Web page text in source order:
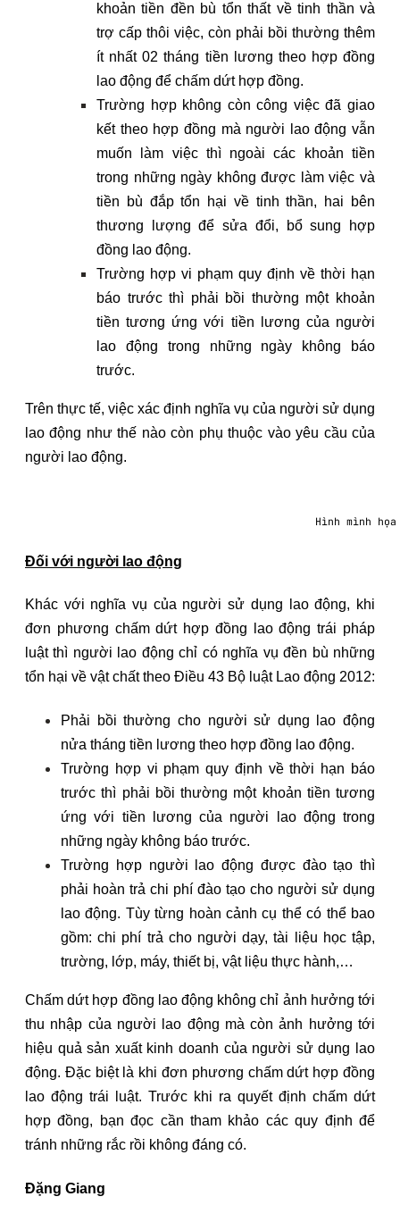
khoản tiền đền bù tổn thất về tinh thần và
trợ cấp thôi việc, còn phải bồi thường thêm
ít nhất 02 tháng tiền lương theo hợp đồng
lao động để chấm dứt hợp đồng.
Trường hợp không còn công việc đã giao
kết theo hợp đồng mà người lao động vẫn
muốn làm việc thì ngoài các khoản tiền
trong những ngày không được làm việc và
tiền bù đắp tổn hại về tinh thần, hai bên
thương lượng để sửa đổi, bổ sung hợp
đồng lao động.
Trường hợp vi phạm quy định về thời hạn
báo trước thì phải bồi thường một khoản
tiền tương ứng với tiền lương của người
lao động trong những ngày không báo
trước.
Trên thực tế, việc xác định nghĩa vụ của người sử dụng
lao động như thế nào còn phụ thuộc vào yêu cầu của
người lao động.
Hình mình họa
Đối với người lao động
Khác với nghĩa vụ của người sử dụng lao động, khi
đơn phương chấm dứt hợp đồng lao động trái pháp
luật thì người lao động chỉ có nghĩa vụ đền bù những
tổn hại về vật chất theo Điều 43 Bộ luật Lao động 2012:
Phải bồi thường cho người sử dụng lao động
nửa tháng tiền lương theo hợp đồng lao động.
Trường hợp vi phạm quy định về thời hạn báo
trước thì phải bồi thường một khoản tiền tương
ứng với tiền lương của người lao động trong
những ngày không báo trước.
Trường hợp người lao động được đào tạo thì
phải hoàn trả chi phí đào tạo cho người sử dụng
lao động. Tùy từng hoàn cảnh cụ thể có thể bao
gồm: chi phí trả cho người dạy, tài liệu học tập,
trường, lớp, máy, thiết bị, vật liệu thực hành,…
Chấm dứt hợp đồng lao động không chỉ ảnh hưởng tới
thu nhập của người lao động mà còn ảnh hưởng tới
hiệu quả sản xuất kinh doanh của người sử dụng lao
động. Đặc biệt là khi đơn phương chấm dứt hợp đồng
lao động trái luật. Trước khi ra quyết định chấm dứt
hợp đồng, bạn đọc cần tham khảo các quy định để
tránh những rắc rồi không đáng có.
Đặng Giang